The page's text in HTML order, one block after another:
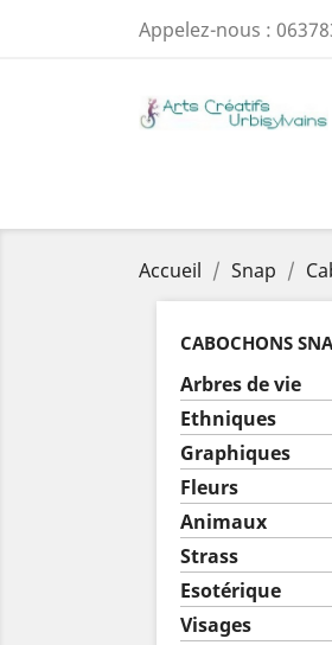
Appelez-nous :
Accueil Snap
CABOCHONS
Arbres de vie
Ethniques
Graphiques
Fleurs
Animaux
Strass
Esotérique
Visages